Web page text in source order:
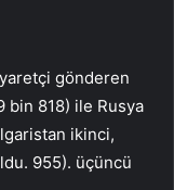
gönderen
bin 818) ile Rusya
ikinci,
955). üçüncü